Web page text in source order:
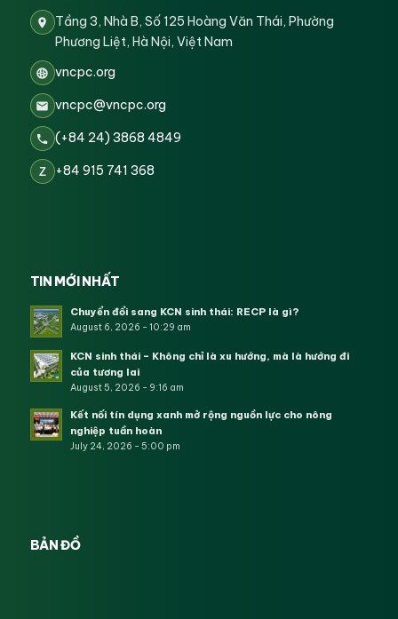
Tầng 3, Nhà B, Số 125 Hoàng Văn Thái, Phường
Phương Liệt, Hà Nội, Việt Nam
vncpc.org
vncpc@vncpc.org
(+84 24) 3868 4849
Z +84 915 741 368
TIN MỚI NHẤT
Chuyển đổi sang KCN sinh thái: RECP là gì?
August 6, 2026 - 10:29 am
KCN sinh thái – Không chỉ là xu hướng, mà là hướng đi
của tương lai
August 5, 2026 - 9:16 am
Kết nối tín dụng xanh mở rộng nguồn lực cho nông
nghiệp tuần hoàn
July 24, 2026 - 5:00 pm
BẢN ĐỒ